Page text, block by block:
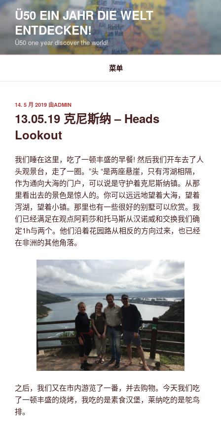
跳
Ü50 EIN JAHR DIE WELT
ENTDECKEN!
Ü50 one year discover the world!
菜单
发
于
14. 5 月 2019 由ADMIN
13.05.19 克尼斯纳 – Heads
Lookout
我们睡在这里，吃了一顿丰盛的早餐! 然后我们开车去了人
头观景台，走了一圈。”头 “是两座悬崖，只有泻湖相隔，
作为通向大海的门户，可以说是守护着克尼斯纳镇。从那
里看出去的景色是惊人的。你可以远远地望着大海，望着
泻湖，望着小镇。那里也有一些很好的别墅可以欣赏。我
们已经满足在观点阿莉莎和托马斯从汉诺威和交换我们确
定1h与两个。他们沿着花园路从相反的方向过来，也已经
在非洲的其他角落。
之后，我们又在市内游览了一番，并去购物。今天我们吃
了一顿丰盛的烧烤，我吃的是素食汉堡，莱纳吃的是鸵鸟
排。